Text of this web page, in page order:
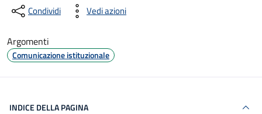
Condividi Vedi azioni
Argomenti
Comunicazione istituzionale
INDICE DELLA PAGINA